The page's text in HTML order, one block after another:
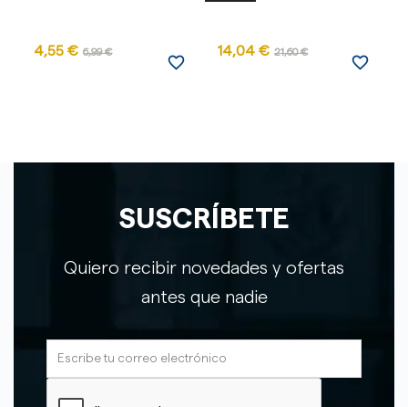
4,55 € 6,99 €
favorite_border
14,04 € 21,60 €
favorite_border
SUSCRÍBETE
Quiero recibir novedades y ofertas
antes que nadie